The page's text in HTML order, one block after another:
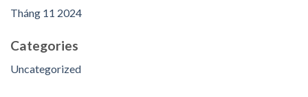
Tháng 11 2024
Categories
Uncategorized